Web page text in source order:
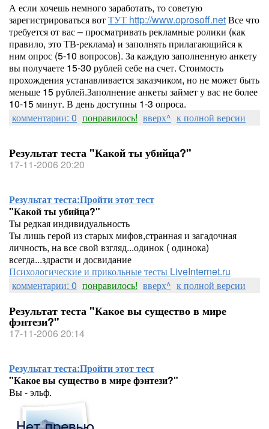
А если хочешь немного заработать, то советую
зарегистрироваться вотТУТ http://www.oprosoff.netВсе что
требуется от вас – просматривать рекламные ролики (как
правило, это ТВ-реклама) и заполнять прилагающийся к
ним опрос (5-10 вопросов). За каждую заполненную анкету
вы получаете 15-30 рублей себе на счет. Стоимость
прохождения устанавливается заказчиком, но не может быть
меньше 15 рублей.Заполнение анкеты займет у вас не более
10-15 минут. В день доступны 1-3 опроса.
комментарии: 0 понравилось! вверх^ к полной версии
Результат теста "Какой ты убийца?"
17-11-2006 20:20
Результат теста:Пройти этот тест
"Какой ты убийца?"
Ты редкая индивидуальность
Ты лишь герой из старых мифов,странная и загадочная
личность, на все свой взгляд...одинок ( одинока)
всегда...здрасти и досвидание
Психологические и прикольные тесты LiveInternet.ru
комментарии: 0 понравилось! вверх^ к полной версии
Результат теста "Какое вы существо в мире
фэнтези?"
17-11-2006 20:14
Результат теста:Пройти этот тест
"Какое вы существо в мире фэнтези?"
Вы - эльф.